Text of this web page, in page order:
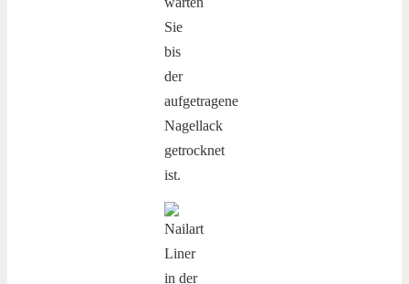
Sie
bis
der
aufgetragene
Nagellack
getrocknet
ist.